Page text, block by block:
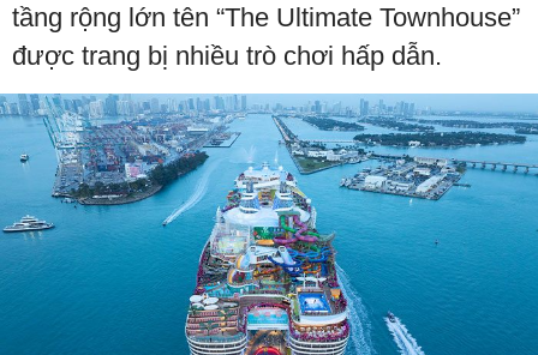
tầng rộng lớn tên “The Ultimate Townhouse”
được trang bị nhiều trò chơi hấp dẫn.